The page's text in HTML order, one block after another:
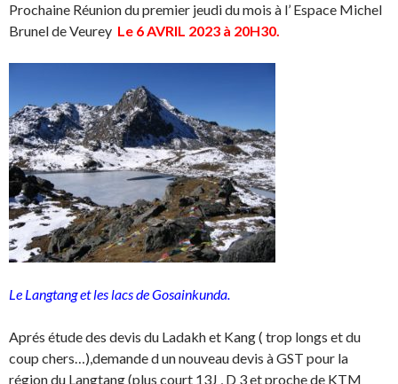
Prochaine Réunion du premier jeudi du mois à l’ Espace Michel
Brunel de Veurey Le 6AVRIL 2023 à 20H30.
Le Langtang et les lacs de Gosainkunda.
Aprés étude des devis du Ladakh et Kang ( trop longs et du
coup chers…),demande d un nouveau devis à GST pour la
région du Langtang (plus court 13J , D 3 et proche de KTM